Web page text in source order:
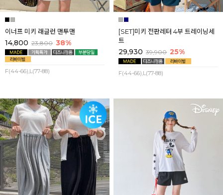
이너프 미키 래글런 맨투맨
14,800 23,800 38%
F(44-66),L(77-88)
[SET]미키 전판레터 4부 트레이닝세
트
29,930 39,900 25%
F(44-66),L(77-88)